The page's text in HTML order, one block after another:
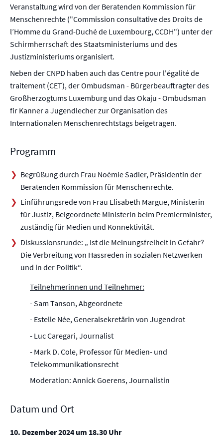
Veranstaltung wird von der Beratenden Kommission für
Menschenrechte ("Commission consultative des Droits de
l’Homme du Grand-Duché de Luxembourg, CCDH") unter der
Schirmherrschaft des Staatsministeriums und des
Justizministeriums organisiert.
Neben der CNPD haben auch das Centre pour l'égalité de
traitement (CET), der Ombudsman - Bürgerbeauftragter des
Großherzogtums Luxemburg und das Okaju - Ombudsman
fir Kanner a Jugendlecher zur Organisation des
Internationalen Menschenrechtstags beigetragen.
Programm
Begrüßung durch Frau Noémie Sadler, Präsidentin der
Beratenden Kommission für Menschenrechte.
Einführungsrede von Frau Elisabeth Margue, Ministerin
für Justiz, Beigeordnete Ministerin beim Premierminister,
zuständig für Medien und Konnektivität.
Diskussionsrunde: „ Ist die Meinungsfreiheit in Gefahr?
Die Verbreitung von Hassreden in sozialen Netzwerken
und in der Politik“.
Teilnehmerinnen und Teilnehmer:
- Sam Tanson, Abgeordnete
- Estelle Née, Generalsekretärin von Jugendrot
- Luc Caregari, Journalist
- Mark D. Cole, Professor für Medien- und
Telekommunikationsrecht
Moderation: Annick Goerens, Journalistin
Datum und Ort
10. Dezember 2024 um 18.30 Uhr